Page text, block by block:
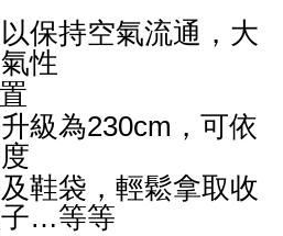
保持空氣流通，大
性
級為230cm，可依
鞋袋，輕鬆拿取收
子…等等